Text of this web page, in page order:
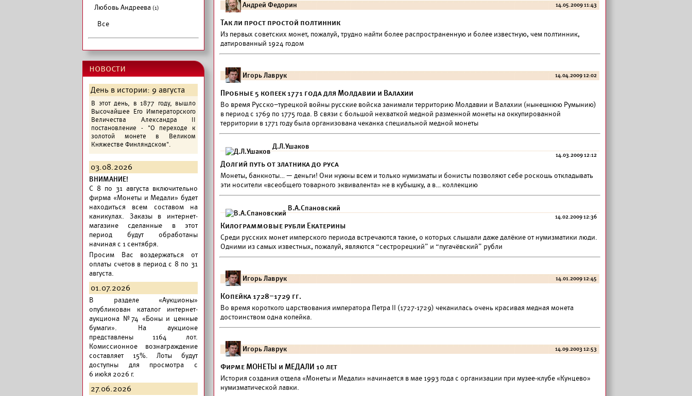
Любовь Андреева (1)
Все
новости
День в истории: 9 августа
В этот день, в 1877 году, вышло
Высочайшее Его Императорского
Величества Александра II
постановление - "О переходе к
золотой монете в Великом
Княжестве Финляндском".
03.08.2026
ВНИМАНИЕ!
C 8 по 31 августа включительно
фирма «Монеты и Медали» будет
находиться всем составом на
каникулах. Заказы в интернет-
магазине сделанные в этот
период будут обработаны
начиная с 1 сентября.
Просим Вас воздержаться от
оплаты счетов в период с 8 по 31
августа.
01.07.2026
В разделе «Аукционы»
опубликован каталог интернет-
аукциона №74 «Боны и ценные
бумаги». На аукционе
представлены 1164 лот.
Комиссионное вознаграждение
составляет 15%. Лоты будут
доступны для просмотра с
6 июkя 2026 г.
27.06.2026
Андрей Федорин 14.05.2009 11:43
Так ли прост простой полтинник
Из первых советских монет, пожалуй, трудно найти более распространенную и более известную, чем полтинник,
датированный 1924 годом
Игорь Лаврук 14.04.2009 12:02
Пробные 5 копеек 1771 года для Молдавии и Валахии
Во время Русско–турецкой войны русские войска занимали территорию Молдавии и Валахии (нынешнюю Румынию)
в период с 1769 по 1775 года. В связи с большой нехваткой медной разменной монеты на оккупированной
территории в 1771 году была организована чеканка специальной медной монеты
Д.Л.Ушаков
14.03.2009 12:12
Долгий путь от златника до руса
Монеты, банкноты… — деньги! Они нужны всем и только нумизматы и бонисты позволяют себе роскошь откладывать
эти носители «всеобщего товарного эквивалента» не в кубышку, а в… коллекцию
В.А.Спановский
14.02.2009 12:36
Килограммовые рубли Екатерины
Среди русских монет имперского периода встречаются такие, о которых слышали даже далёкие от нумизматики люди.
Одними из самых известных, пожалуй, являются “сестрорецкий” и “пугачёвский” рубли
Игорь Лаврук 14.01.2009 12:45
Копейка 1728–1729 гг.
Во время короткого царствования императора Петра II (1727-1729) чеканилась очень красивая медная монета
достоинством одна копейка.
Игорь Лаврук 14.09.2003 12:53
Фирме МОНЕТЫ и МЕДАЛИ 10 лет
История создания отдела «Монеты и Медали» начинается в мае 1993 года с организации при музее-клубе «Кунцево»
нумизматической лавки.